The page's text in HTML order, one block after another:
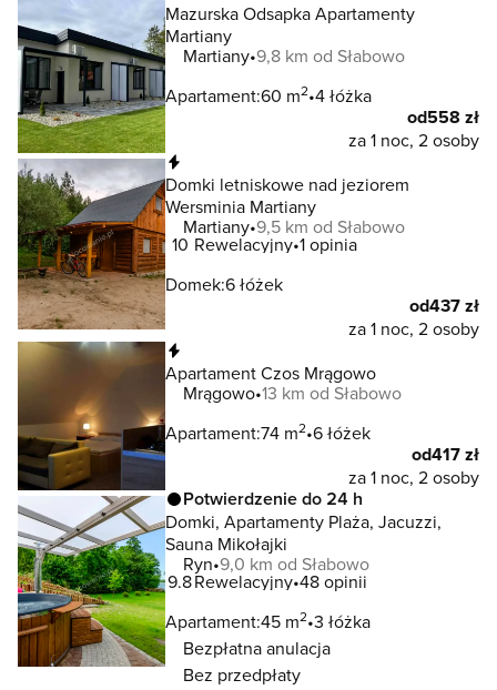
Mazurska Odsapka Apartamenty
Martiany
Martiany 9,8 km od Słabowo
Apartament:60 m2 4 łóżka
od558 zł
za 1 noc, 2 osoby
Domki letniskowe nad jeziorem
Wersminia Martiany
Martiany 9,5 km od Słabowo
10 Rewelacyjny 1 opinia
Domek:6 łóżek
od437 zł
za 1 noc, 2 osoby
Apartament Czos Mrągowo
Mrągowo 13 km od Słabowo
Apartament:74 m2 6 łóżek
od417 zł
za 1 noc, 2 osoby
Potwierdzenie do 24 h
Domki, Apartamenty Plaża, Jacuzzi,
Sauna Mikołajki
Ryn 9,0 km od Słabowo
9.8Rewelacyjny 48 opinii
Apartament:45 m2 3 łóżka
Bezpłatna anulacja
Bez przedpłaty